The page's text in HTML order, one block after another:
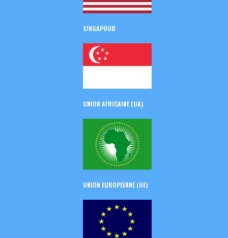
SINGAPOUR
UNION AFRICAINE (UA)
UNION EUROPEENNE (UE)